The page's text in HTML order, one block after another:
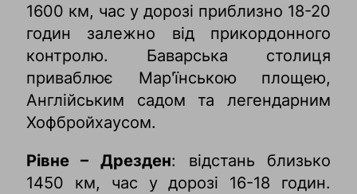
1600 км, час у дорозі приблизно 18-20
годин залежно від прикордонного
контролю. Баварська столиця
приваблює Мар'їнською площею,
Англійським садом та легендарним
Хофбройхаусом.
Рівне – Дрезден: відстань близько
1450 км, час у дорозі 16-18 годин.